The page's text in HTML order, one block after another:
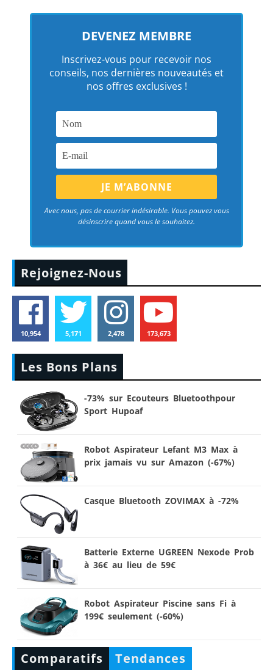
DEVENEZ MEMBRE
Inscrivez-vous pour recevoir nos
conseils, nos dernières nouveautés et
nos offres exclusives !
Avec nous, pas de courrier indésirable. Vous pouvez vous
désinscrire quand vous le souhaitez.
Rejoignez-Nous
10,954 5,171 2,478 173,673
Les Bons Plans
-73% sur Ecouteurs Bluetoothpour
Sport Hupoaf
Robot Aspirateur Lefant M3 Max à
prix jamais vu sur Amazon (-67%)
Casque Bluetooth ZOVIMAX à -72%
Batterie Externe UGREEN Nexode Prob
à 36€ au lieu de 59€
Robot Aspirateur Piscine sans Fi à
199€ seulement (-60%)
Comparatifs Tendances